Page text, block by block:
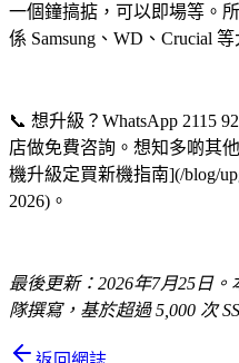
一個鐘搞掂，可以即場等。
係 Samsung、WD、Crucial 等
📞 想升級？WhatsApp 2115
店做免費咨詢。想知多啲其
機升級定買新機指南](/blog/
2026)。
最後更新：2026年7月25日
隊撰寫，基於超過 5,000 次